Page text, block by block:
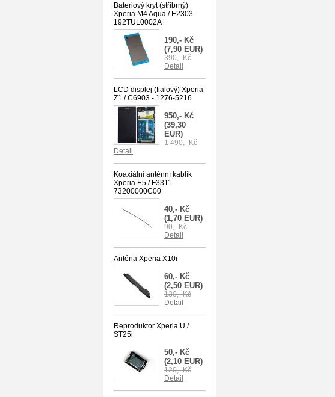
Bateriový kryt (stříbrný)
Xperia M4 Aqua / E2303 -
192TUL0002A
190,- Kč
(7,90 EUR)
390,- Kč
Detail
LCD displej (fialový) Xperia
Z1 / C6903 - 1276-5216
950,- Kč
(39,30
EUR)
1 490,- Kč
Detail
Koaxiální anténní kablík
Xperia E5 / F3311 -
73200000C00
40,- Kč
(1,70 EUR)
90,- Kč
Detail
Anténa Xperia X10i
60,- Kč
(2,50 EUR)
130,- Kč
Detail
Reproduktor Xperia U /
ST25i
50,- Kč
(2,10 EUR)
120,- Kč
Detail